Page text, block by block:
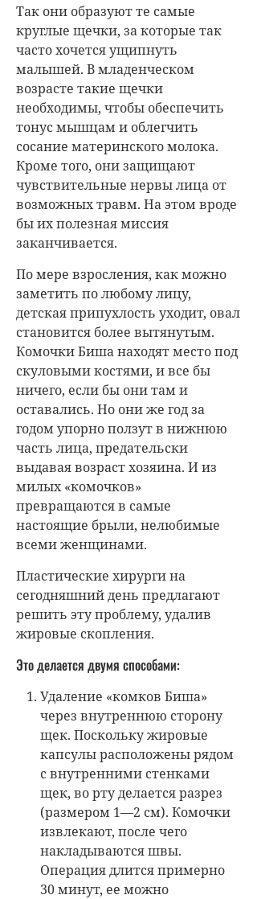
Так они образуют те самые
круглые щечки, за которые так
часто хочется ущипнуть
малышей. В младенческом
возрасте такие щечки
необходимы, чтобы обеспечить
тонус мышцам и облегчить
сосание материнского молока.
Кроме того, они защищают
чувствительные нервы лица от
возможных травм. На этом вроде
бы их полезная миссия
заканчивается.
По мере взросления, как можно
заметить по любому лицу,
детская припухлость уходит, овал
становится более вытянутым.
Комочки Биша находят место под
скуловыми костями, и все бы
ничего, если бы они там и
оставались. Но они же год за
годом упорно ползут в нижнюю
часть лица, предательски
выдавая возраст хозяина. И из
милых «комочков»
превращаются в самые
настоящие брыли, нелюбимые
всеми женщинами.
Пластические хирурги на
сегодняшний день предлагают
решить эту проблему, удалив
жировые скопления.
Это делается двумя способами:
Удаление «комков Биша»
через внутреннюю сторону
щек. Поскольку жировые
капсулы расположены рядом
с внутренними стенками
щек, во рту делается разрез
(размером 1—2 см). Комочки
извлекают, после чего
накладываются швы.
Операция длится примерно
30 минут, ее можно